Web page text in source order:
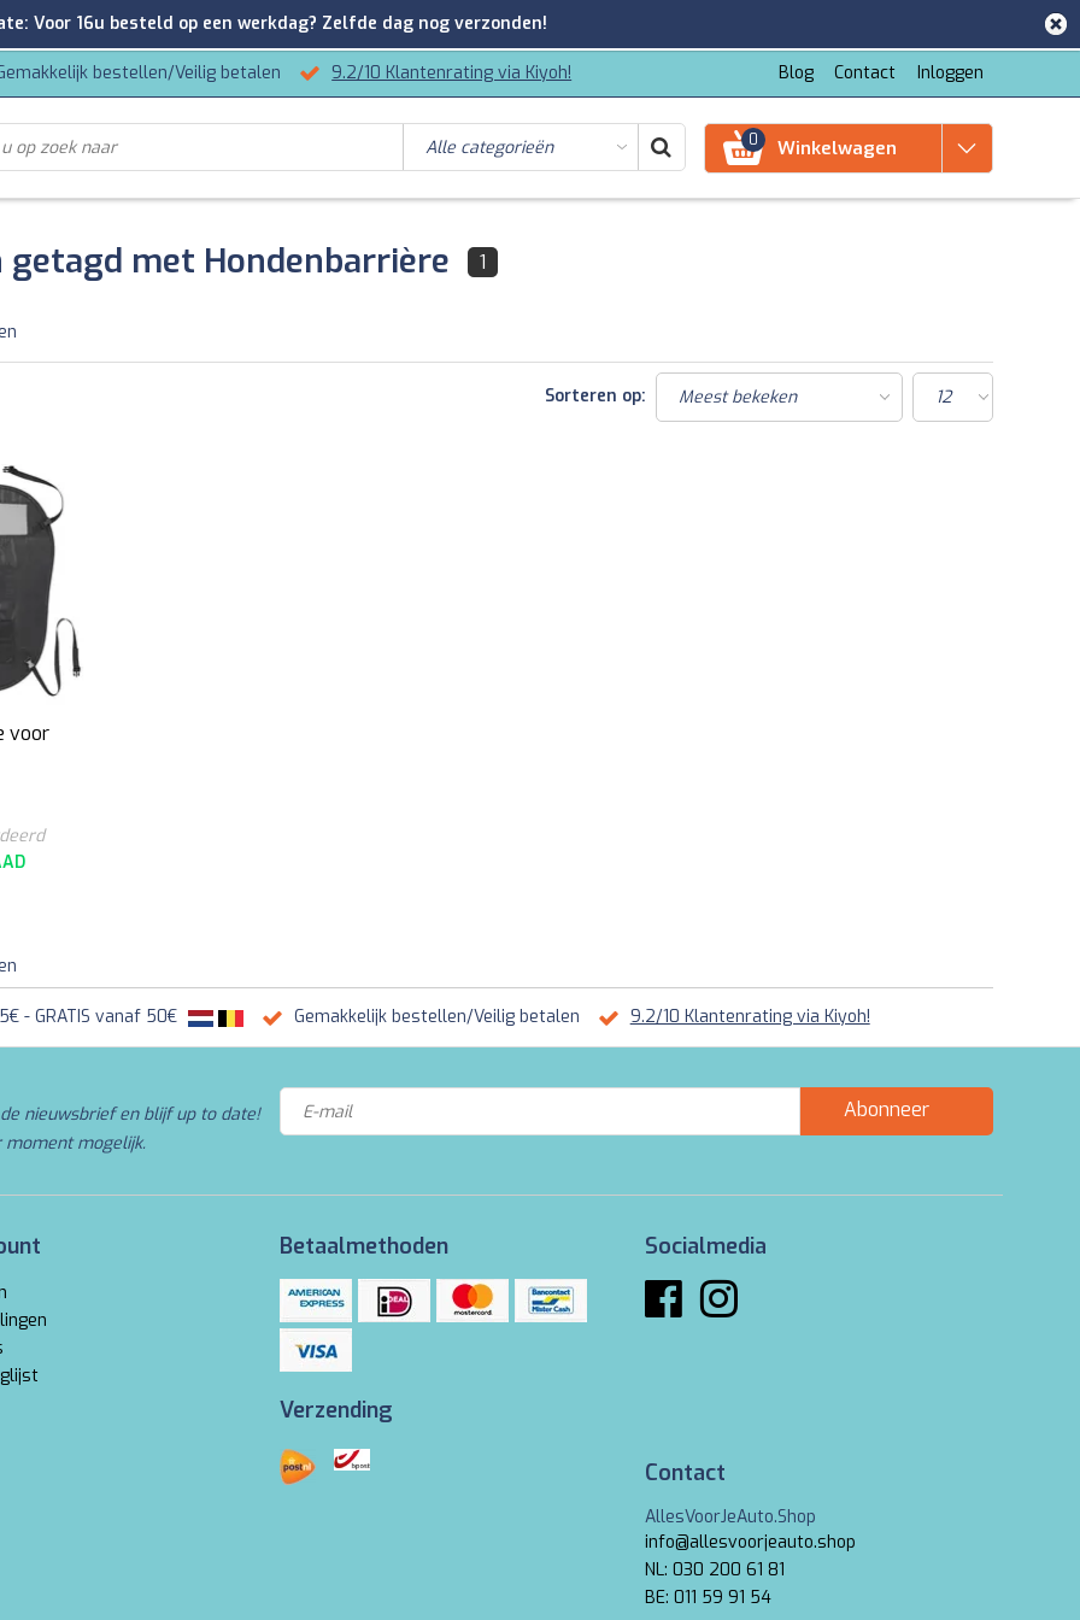
bestellen/Veilig betalen 9.2/10 Klantenrating via Kiyoh! Blog Contact Inloggen
0 Winkelwagen
getagd met Hondenbarrière 1
Sorteren op:
voor
- GRATIS vanaf 50€ Gemakkelijk bestellen/Veilig betalen 9.2/10 Klantenrating via Kiyoh!
nieuwsbrief en blijf up to date!
mogelijk.
Abonneer
Betaalmethoden
Verzending
Socialmedia
Contact
AllesVoorJeAuto.Shop
info@allesvoorjeauto.shop
NL: 030 200 61 81
BE: 011 59 91 54
Voor 16u besteld op een werkdag? Zelfde dag nog verzonden!